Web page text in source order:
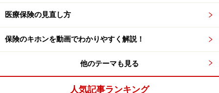
定期医療保険（年満了）は定められた期間
を保障する
年間のように何年間の設定で保障期間が決められている
医療保険の見直し方
保険のキホンを動画でわかりやすく解説！
他のテーマも見る
人気記事ランキング